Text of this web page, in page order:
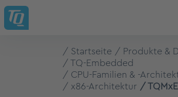
Startseite
Produkte &
TQ-Embedded
CPU-Familien & -
x86-Architektur